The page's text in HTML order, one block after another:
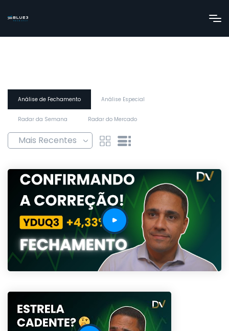
Análise de Fechamento Análise Especial
Radar da Semana Radar do Mercado